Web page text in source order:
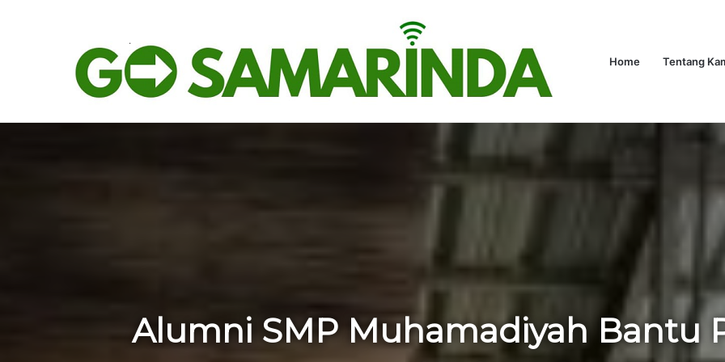
Home Tentang
Breaking News Evaluasi SPMB 2026, Komisi IV Gelar Hearing Bareng Mitra Kerja Beranda Lingkungan Hukum Politik Hiburan Advetorial Kaltim
Alumni SMP Muhamadiyah Bantu